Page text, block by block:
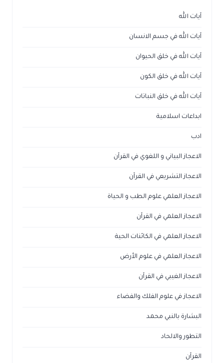
آيات الله
آيات الله في جسم الانسان
آيات الله في خلق الحيوان
آيات الله في خلق الكون
آيات الله في خلق النباتات
ابداعات اسلامية
ادب
الاعجاز البياني و اللغوي في القرآن
الاعجاز التشريعي في القرآن
الاعجاز العلمي علوم الطب و الحياة
الاعجاز العلمي في القرآن
الاعجاز العلمي في الكائنات الحية
الاعجاز العلمي في علوم الأرض
الاعجاز الغيبي في القرآن
الاعجاز في علوم الفلك والفضاء
البشارة بالنبي محمد
التطور والالحاد
القرآن